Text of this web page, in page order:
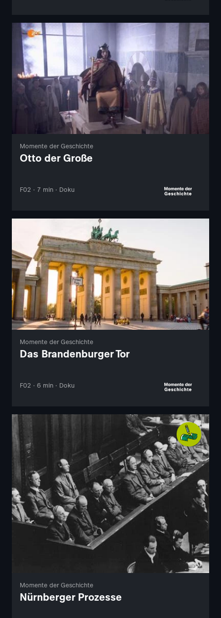
Momente der Geschichte
Otto der Große
F02 · 7 min · Doku
Momente der Geschichte
Das Brandenburger Tor
F02 · 6 min · Doku
Momente der Geschichte
Nürnberger Prozesse